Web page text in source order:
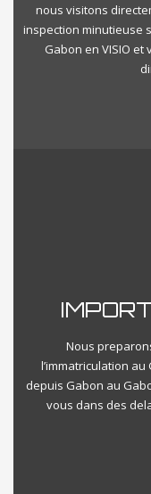
nous visitons
inspection minutieuse
Gabon en VISIO
Nous
l’immatriculation
depuis Gabon au
vous dans des